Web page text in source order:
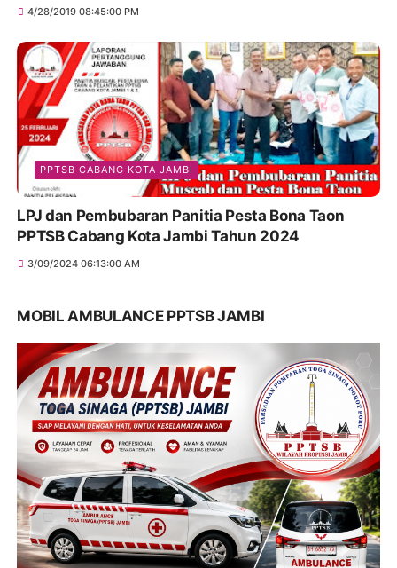
4/28/2019 08:45:00 PM
PPTSB CABANG KOTA JAMBI
LPJ dan Pembubaran Panitia Pesta Bona Taon
PPTSB Cabang Kota Jambi Tahun 2024
3/09/2024 06:13:00 AM
MOBIL AMBULANCE PPTSB JAMBI